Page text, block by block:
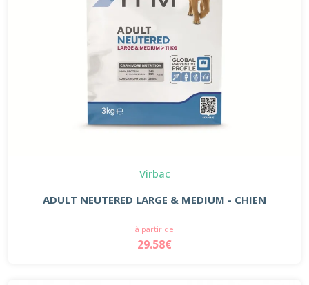
Virbac
ADULT NEUTERED LARGE & MEDIUM - CHIEN
à partir de
29.58€